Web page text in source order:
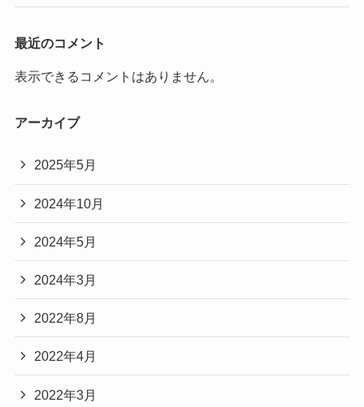
最近のコメント
表示できるコメントはありません。
アーカイブ
2025年5月
2024年10月
2024年5月
2024年3月
2022年8月
2022年4月
2022年3月